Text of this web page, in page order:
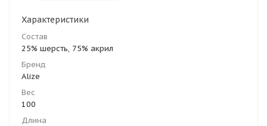
Характеристики
Состав
25% шерсть, 75% акрил
Бренд
Alize
Вес
100
Длина